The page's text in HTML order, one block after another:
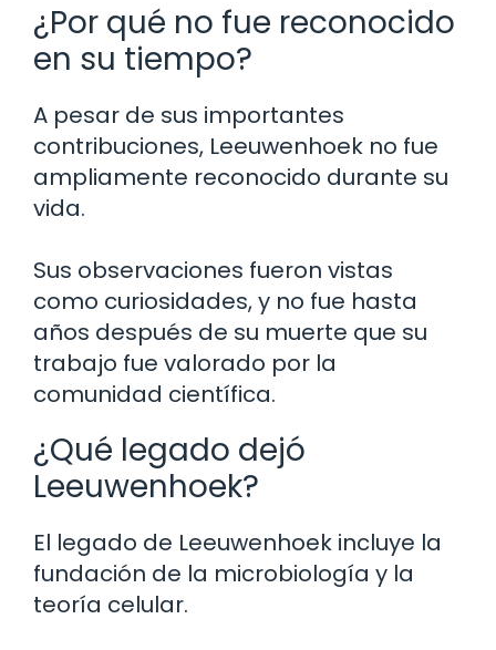
¿Por qué no fue reconocido
en su tiempo?
A pesar de sus importantes
contribuciones, Leeuwenhoek no fue
ampliamente reconocido durante su
vida.
Sus observaciones fueron vistas
como curiosidades, y no fue hasta
años después de su muerte que su
trabajo fue valorado por la
comunidad científica.
¿Qué legado dejó
Leeuwenhoek?
El legado de Leeuwenhoek incluye la
fundación de la microbiología y la
teoría celular.